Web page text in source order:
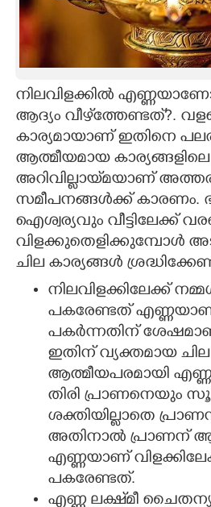
ART
CARTOONS
LITERATURE
ZOOM
CONTACT US
​​നിലവിളക്കിൽ
ആദ്യം വീഴ്‌ത്തേണ്ടത്?.
കാര്യമായാണ് ഇതിനെ
ആത്മീയമായ കാര്യങ്ങളിലെ
അറിവില്ലായ്‌മയാണ്
സമീപനങ്ങൾക്ക് കാരണം.
ഐശ്വര്യവും വീട്ടിലേക്ക്
വിളക്കുതെളിക്കുമ്പോൾ
ചില കാര്യങ്ങൾ
നിലവിളക്കിലേക്ക്
പകരേണ്ടത്
പകർന്നതിന്
ഇതിന് വ്യക്തമായ
ആത്മീയപരമായി
തിരി പ്രാണനെയും
ശക്തിയില്ലാതെ
അതിനാൽ പ്രാണന്
എണ്ണയാണ്
പകരേണ്ടത്.
എണ്ണ ലക്ഷ‌്മീ